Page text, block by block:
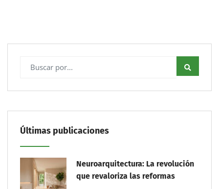
Últimas publicaciones
Neuroarquitectura: La revolución
que revaloriza las reformas